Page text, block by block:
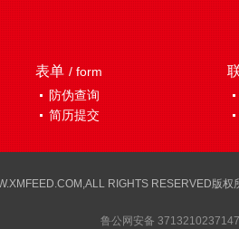
表单 / form
防伪查询
简历提交
RIGHTS RESERVED版
鲁公网安备